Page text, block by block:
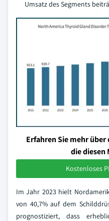
Umsatz des Segments
Erfahren Sie mehr
die diesen
Kostenloses
Im Jahr 2023 hielt
von 40,7% auf dem
prognostiziert, dass